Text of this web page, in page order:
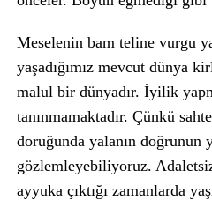
Meselenin bam teline vurgu
yaşadığımız mevcut dünya
malul bir dünyadır. İyilik
tanınmamaktadır. Çünkü
doruğunda yalanın
gözlemleyebiliyoruz.
ayyuka çıktığı zamanlarda